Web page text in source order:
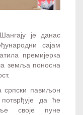
је данас
сајам
премијерка
земља поносна
српски павиљон
да ће
своје пуне